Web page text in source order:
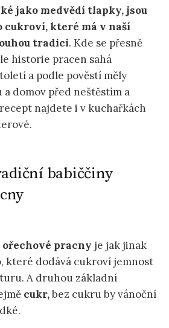
jako medvědí tlapky, jsou
cukroví, které má v naší
tradici. Kde se přesně
historie pracen sahá
a podle pověstí měly
domov před neštěstím a
najdete i v kuchařkách
babiččiny
ořechové pracny je jak jinak
, které dodává cukroví jemnost
A druhou základní
cukr,bez cukru by vánoční